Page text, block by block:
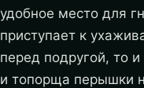
удобное место для
приступает к
перед подругой, то
и топорща перышки